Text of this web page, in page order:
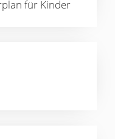
für Kinder